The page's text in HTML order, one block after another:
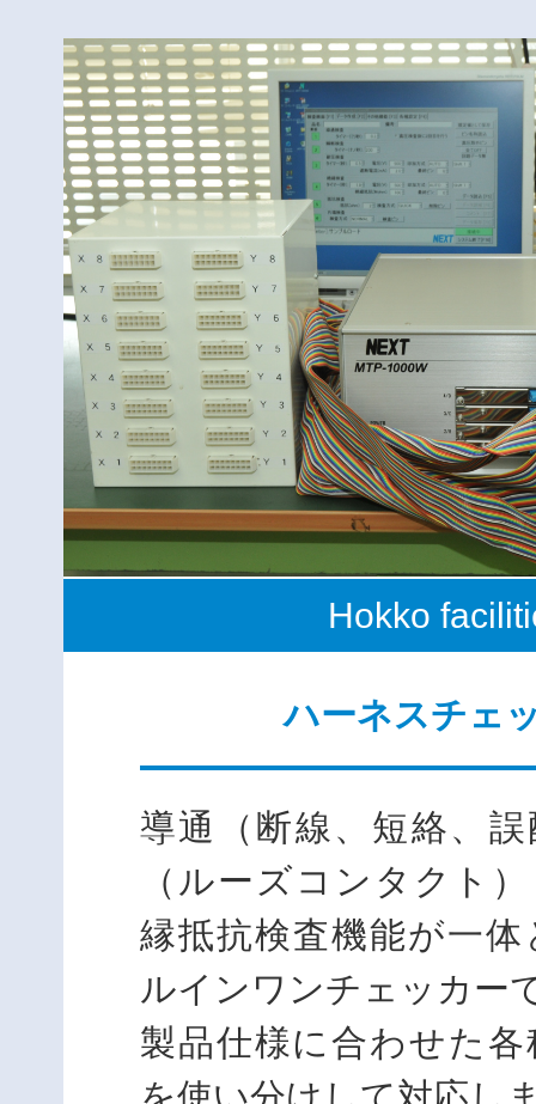
Hokko
ハーネスチェ
導通（断線、短絡、
（ルーズコンタクト
縁抵抗検査機能が一
ルインワンチェッカー
製品仕様に合わせた
を使い分けして対応し